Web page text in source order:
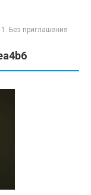
Без приглашения